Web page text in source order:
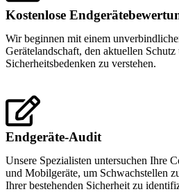
Kostenlose
Wir beginnen mit einem
Gerätelandschaft, den aktuellen
Sicherheitsbedenken zu verstehen.
Endgeräte-Audit
Unsere Spezialisten untersuchen Ihre
und Mobilgeräte, um Schwachstellen
Ihrer bestehenden Sicherheit zu